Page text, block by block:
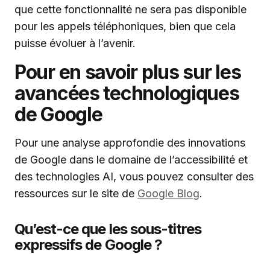
que cette fonctionnalité ne sera pas disponible
pour les appels téléphoniques, bien que cela
puisse évoluer à l’avenir.
Pour en savoir plus sur les
avancées technologiques
de Google
Pour une analyse approfondie des innovations
de Google dans le domaine de l’accessibilité et
des technologies AI, vous pouvez consulter des
ressources sur le site de Google Blog.
Qu’est-ce que les sous-titres
expressifs de Google ?